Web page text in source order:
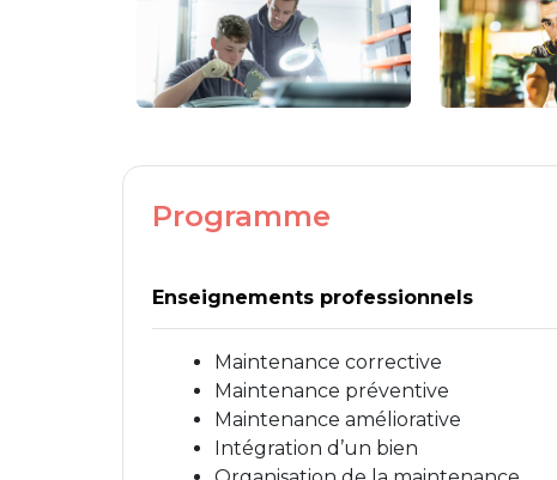
Programme
Enseignements professionnels
Maintenance corrective
Maintenance préventive
Maintenance améliorative
Intégration d’un bien